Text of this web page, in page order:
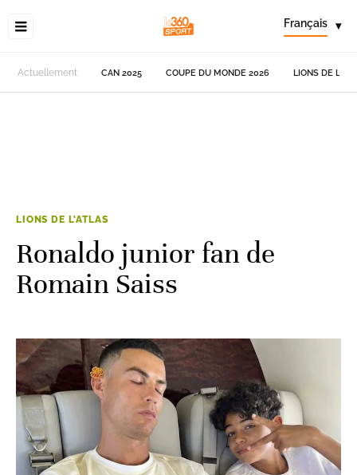
Français ▾
Actuellement CAN 2025 COUPE DU MONDE 2026 LIONS DE
LIONS DE L'ATLAS
Ronaldo junior fan de
Romain Saiss